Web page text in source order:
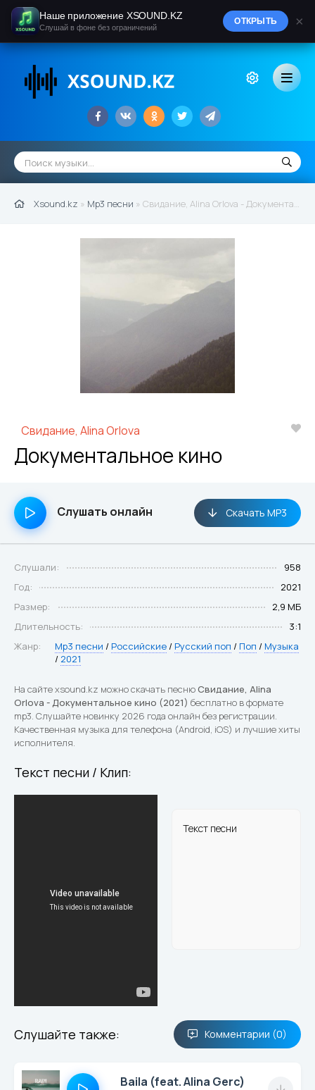
Xsound.kz » Mp3 песни » Свидание, Alina Orlova - Документальное кино (2021)
Свидание, Alina Orlova
Документальное кино
Слушать онлайн Скачать MP3
Слушали:
958
Год:
2021
Размер:
2,9 МБ
Длительность:
3:1
Жанр:
Mp3 песни / Российские / Русский поп / Поп / Музыка
/ 2021
На сайте xsound.kz можно скачать песнюСвидание, Alina
Orlova - Документальное кино (2021) бесплатно в формате
mp3. Слушайте новинку 2026 года онлайн без регистрации.
Качественная музыка для телефона (Android, iOS) и лучшие хиты
исполнителя.
Текст песни / Клип:
Текст песни
Слушайте также: Комментарии (0)
Baila (feat. Alina Gerc)
Наше приложение XSOUND.KZ
Слушай в фоне без ограничений
ОТКРЫТЬ ×